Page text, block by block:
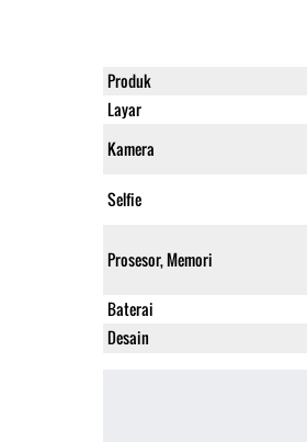
Produk
Layar
Kamera
Selfie
Prosesor, Memori
Baterai
Desain